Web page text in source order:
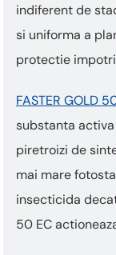
indiferent de
si uniforma a
protectie
FASTER GOLD
substanta
piretroizi de
mai mare
insecticida
50 EC